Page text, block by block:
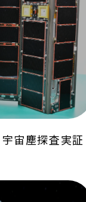
宙塵探査実証